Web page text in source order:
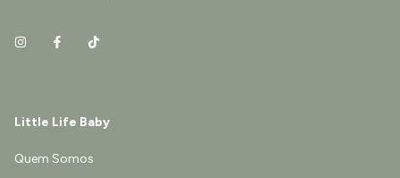
Little Life Baby
Quem Somos